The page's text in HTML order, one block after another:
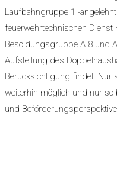
Laufbahngruppe 1 -
feuerwehrtechnischen
Besoldungsgruppe A 8 und
Aufstellung des
Berücksichtigung findet. Nur
weiterhin möglich und nur so
und